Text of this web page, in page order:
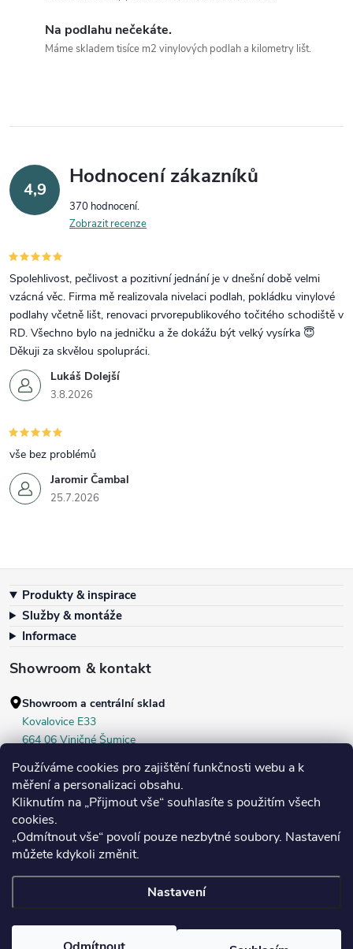
Používáme cookies pro zajištění funkčnosti webu a k
měření a personalizaci obsahu.
Kliknutím na „Přijmout vše“ souhlasíte s použitím všech
cookies.
„Odmítnout vše“ povolí pouze nezbytné soubory. Nastavení
můžete kdykoli změnit.
Nastavení
Na podlahu nečekáte.
Máme skladem tisíce m2 vinylových podlah a kilometry lišt.
4,9
Hodnocení zákazníků
370 hodnocení
Zobrazit recenze
Lukáš Dolejší
3.8.2026
Spolehlivost, pečlivost a pozitivní jednání je v dnešní době velmi
vzácná věc. Firma mě realizovala nivelaci podlah, pokládku vinylové
podlahy včetně lišt, renovaci prvorepublikového točitého schodiště v
RD. Všechno bylo na jedničku a že dokážu být velký vysírka 😇
Děkuji za skvělou spolupráci.
Jaromir Čambal
25.7.2026
vše bez problémů
Produkty & inspirace
Služby & montáže
Informace
Showroom & kontakt
Showroom a centrální sklad
Kovalovice E33
664 06 Viničné Šumice
+420 604 536 499
Po–Pá:7:30–16:00
Středa:
Sobota:8:00–10:00
cookies